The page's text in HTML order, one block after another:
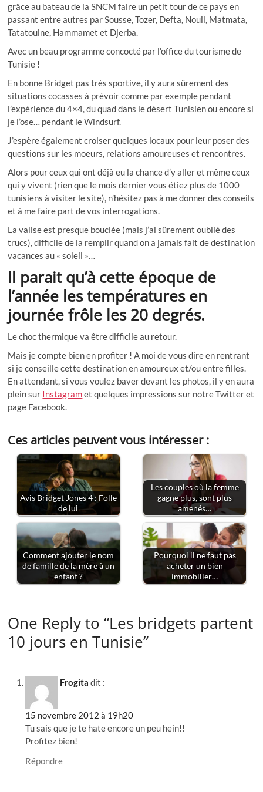
grâce au bateau de la SNCM faire un petit tour de ce pays en
passant entre autres par Sousse, Tozer, Defta, Nouil, Matmata,
Tatatouine, Hammamet et Djerba.
Avec un beau programme concocté par l’office du tourisme de
Tunisie !
En bonne Bridget pas très sportive, il y aura sûrement des
situations cocasses à prévoir comme par exemple pendant
l’expérience du 4×4, du quad dans le désert Tunisien ou encore si
je l’ose… pendant le Windsurf.
J’espère également croiser quelques locaux pour leur poser des
questions sur les moeurs, relations amoureuses et rencontres.
Alors pour ceux qui ont déjà eu la chance d’y aller et même ceux
qui y vivent (rien que le mois dernier vous étiez plus de 1000
tunisiens à visiter le site), n’hésitez pas à me donner des conseils
et à me faire part de vos interrogations.
La valise est presque bouclée (mais j’ai sûrement oublié des
trucs), difficile de la remplir quand on a jamais fait de destination
vacances au « soleil »…
Il parait qu’à cette époque de
l’année les températures en
journée frôle les 20 degrés.
Le choc thermique va être difficile au retour.
Mais je compte bien en profiter ! A moi de vous dire en rentrant
si je conseille cette destination en amoureux et/ou entre filles.
En attendant, si vous voulez baver devant les photos, il y en aura
plein sur Instagramet quelques impressions sur notre Twitter et
page Facebook.
Ces articles peuvent vous intéresser :
Avis Bridget Jones 4 : Folle
de lui
Les couples où la femme
gagne plus, sont plus
amenés…
Comment ajouter le nom
de famille de la mère à un
enfant ?
Pourquoi il ne faut pas
acheter un bien
immobilier…
One Reply to “Les bridgets partent
10 jours en Tunisie”
Frogita dit :
15 novembre 2012 à 19h20
Tu sais que je te hate encore un peu hein!!
Profitez bien!
Répondre